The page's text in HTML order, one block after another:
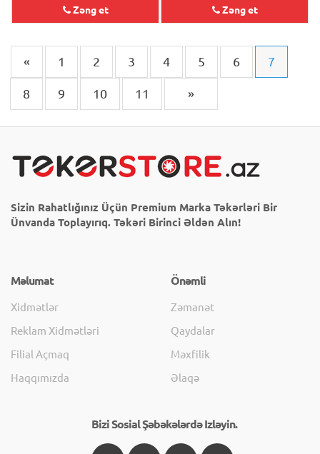
Zəng et Zəng et
« 1 2 3 4 5 6 7
8 9 10 11 »
Sizin Rahatlığınız Üçün Premium Marka Təkərləri Bir
Ünvanda Toplayırıq. Təkəri Birinci Əldən Alın!
Məlumat
Xidmətlər
Reklam Xidmətləri
Filial Açmaq
Haqqımızda
Önəmli
Zəmanət
Qaydalar
Məxfilik
Əlaqə
Bizi Sosial Şəbəkələrdə Izləyin.